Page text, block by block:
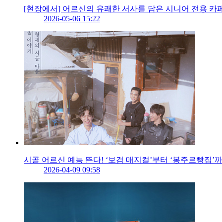
[현장에서] 어르신의 유쾌한 서사를 담은 시니어 전용 카
2026-05-06 15:22
시골 어르신 예능 뜬다! ‘보검 매지컬’부터 ‘봉주르빵집’
2026-04-09 09:58